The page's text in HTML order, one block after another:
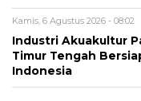
Kamis, 6 Agustus 2026 - 08:02
Industri Akuakultur
Timur Tengah
Indonesia